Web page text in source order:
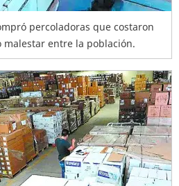
percoladoras que costaron
malestar entre la población.